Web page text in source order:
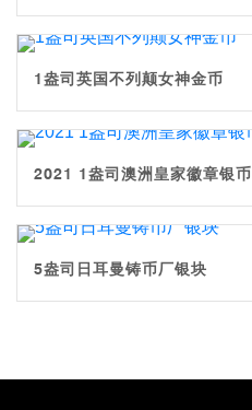
1盎司英国不列颠女神金币
2021 1盎司澳洲皇家徽章银币
5盎司日耳曼铸币厂银块